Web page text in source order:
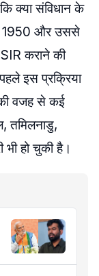
क्या संविधान के
1950 और उससे
कराने की
इस प्रक्रिया
वजह से कई
तमिलनाडु,
भी हो चुकी है।